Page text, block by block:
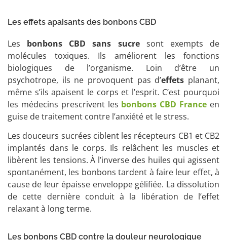
Les effets apaisants des bonbons CBD
Les bonbons CBD sans sucresont exempts de
molécules toxiques. Ils améliorent les fonctions
biologiques de l’organisme. Loin d’être un
psychotrope, ils ne provoquent pas d’effets planant,
même s’ils apaisent le corps et l’esprit. C’est pourquoi
les médecins prescrivent les bonbons CBD France en
guise de traitement contre l’anxiété et le stress.
Les douceurs sucrées ciblent les récepteurs CB1 et CB2
implantés dans le corps. Ils relâchent les muscles et
libèrent les tensions. À l’inverse des huiles qui agissent
spontanément, les bonbons tardent à faire leur effet, à
cause de leur épaisse enveloppe gélifiée. La dissolution
de cette dernière conduit à la libération de l’effet
relaxant à long terme.
Les bonbons CBD contre la douleur neurologique